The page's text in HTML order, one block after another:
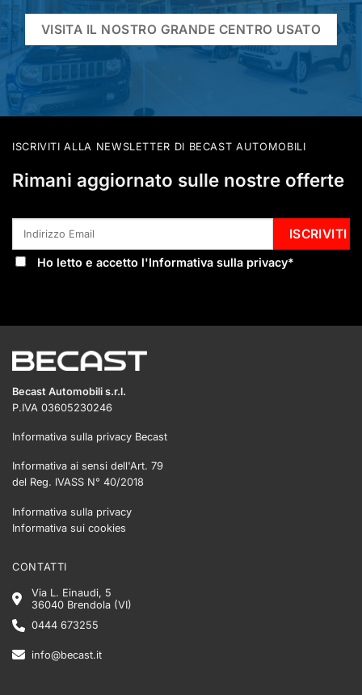
VISITA IL NOSTRO GRANDE CENTRO USATO
ISCRIVITI ALLA NEWSLETTER DI BECAST AUTOMOBILI
Rimani aggiornato sulle nostre offerte
Ho letto e accetto l'Informativa sulla privacy*
Becast Automobili s.r.l.
P.IVA 03605230246
Informativa sulla privacy Becast
Informativa ai sensi dell'Art. 79
del Reg. IVASS N° 40/2018
Informativa sulla privacy
Informativa sui cookies
CONTATTI
Via L. Einaudi, 5
36040 Brendola (VI)
0444 673255
info@becast.it